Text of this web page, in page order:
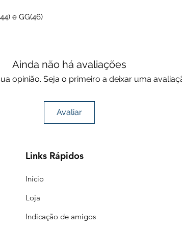
e GG(46)
Ainda não há avaliações
opinião. Seja o primeiro a deixar uma
Avaliar
Links Rápidos
Início
Loja
Indicação de amigos